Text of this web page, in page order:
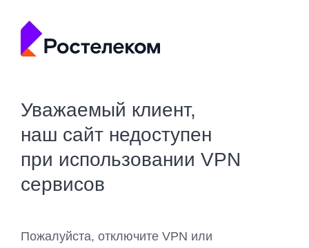
Уважаемый клиент,
наш сайт недоступен
при использовании VPN
сервисов
Пожалуйста, отключите VPN или